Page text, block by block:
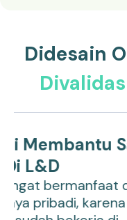
Didesain
Membuka
Sangat
Ini salah satu